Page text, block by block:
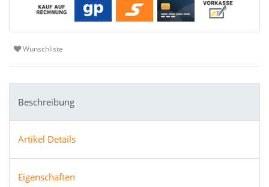
Wunschliste
Beschreibung
Artikel Details
Eigenschaften